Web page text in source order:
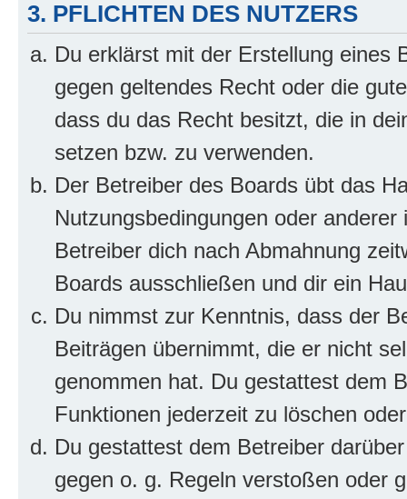
3. PFLICHTEN DES NUTZERS
Du erklärst mit der Erstellung eines
gegen geltendes Recht oder die
dass du das Recht besitzt, die in
setzen bzw. zu verwenden.
Der Betreiber des Boards übt das
Nutzungsbedingungen oder
Betreiber dich nach Abmahnung
Boards ausschließen und dir ein
Du nimmst zur Kenntnis, dass der
Beiträgen übernimmt, die er nicht
genommen hat. Du gestattest dem
Funktionen jederzeit zu löschen
Du gestattest dem Betreiber
gegen o. g. Regeln verstoßen oder